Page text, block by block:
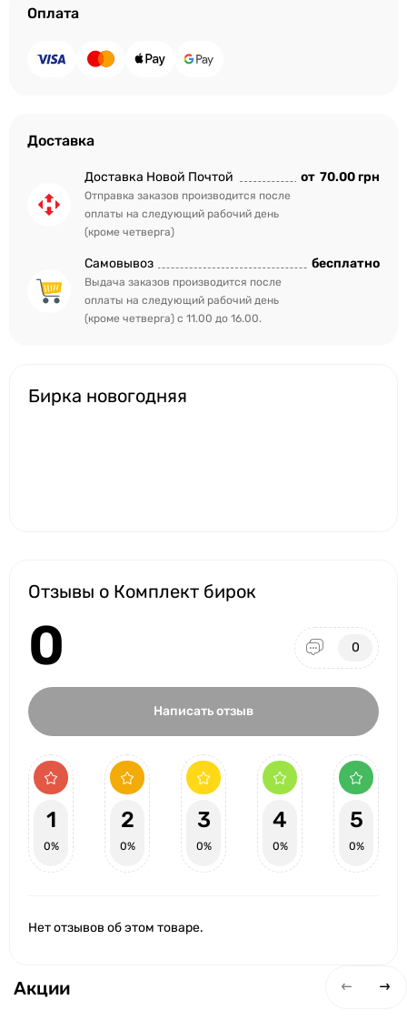
Оплата
Доставка
Доставка Новой Почтой
Отправка заказов производится после
оплаты на следующий рабочий день
(кроме четверга)
от 70.00 грн
Самовывоз
Выдача заказов производится после
оплаты на следующий рабочий день
(кроме четверга) с 11.00 до 16.00.
бесплатно
Бирка новогодняя
Отзывы о Комплект бирок
0 0
Написать отзыв
1
0%
2
0%
3
0%
4
0%
5
0%
Нет отзывов об этом товаре.
Акции